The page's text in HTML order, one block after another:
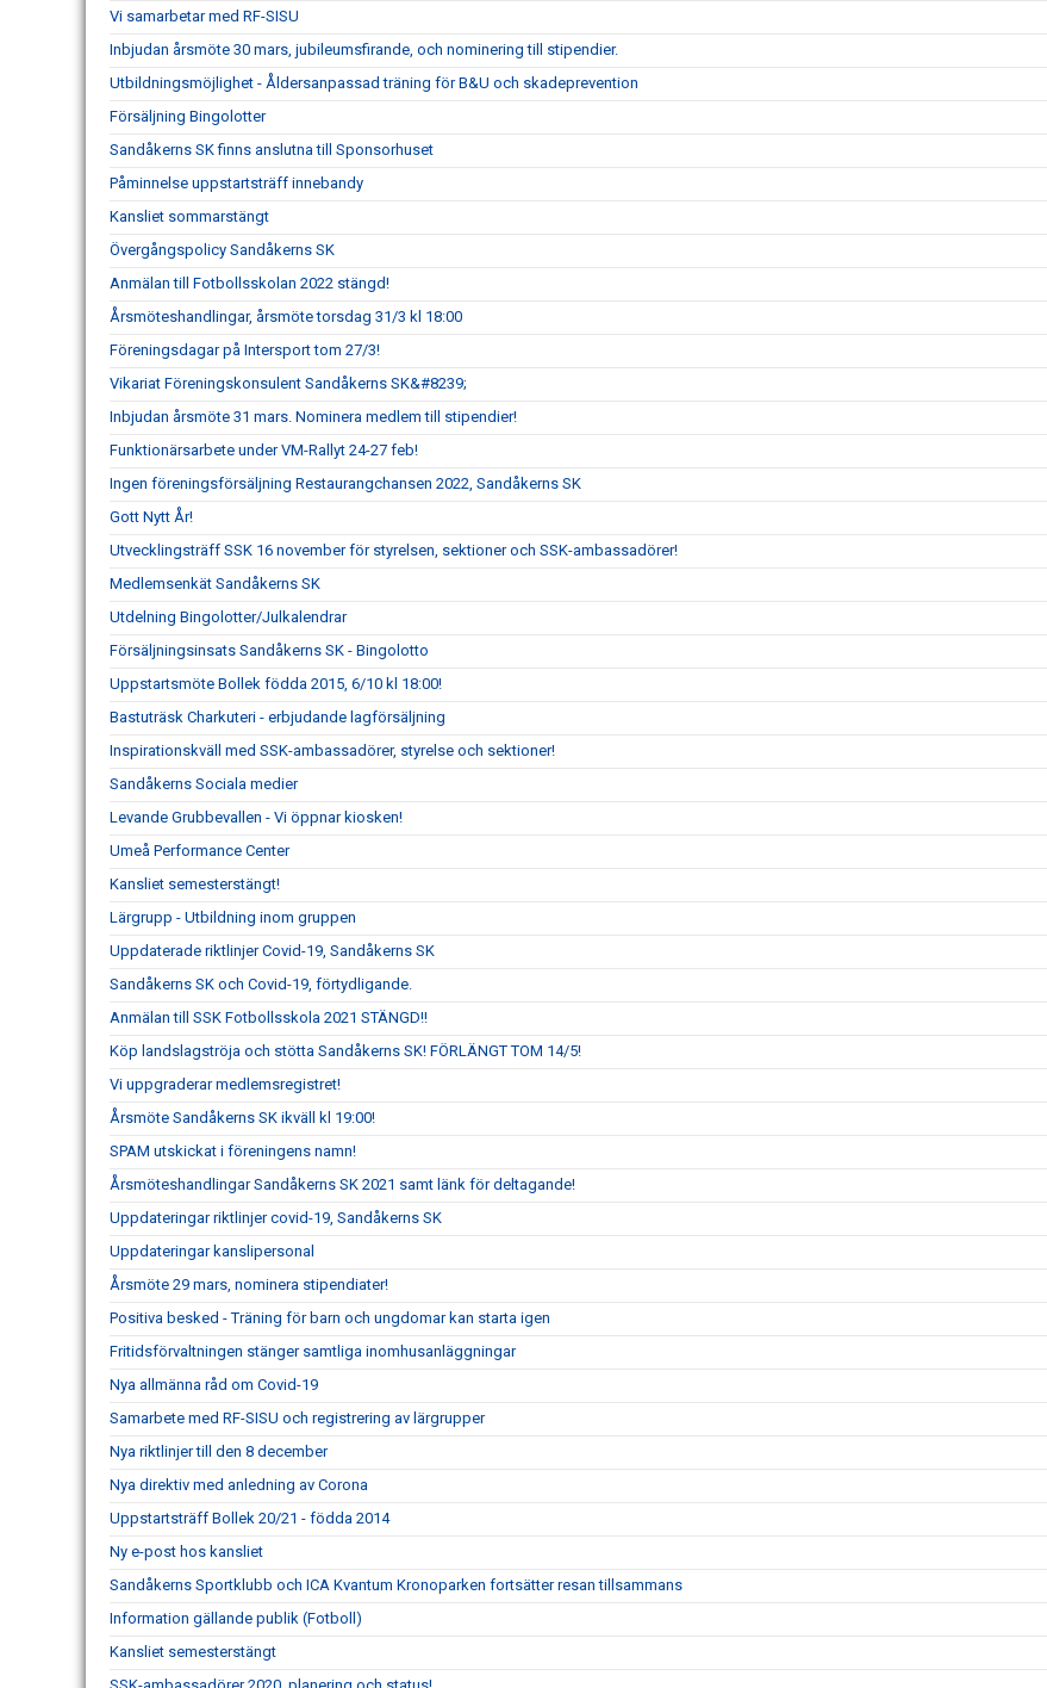
Vi samarbetar med RF-SISU
Inbjudan årsmöte 30 mars, jubileumsfirande, och nominering till stipendier.
Utbildningsmöjlighet - Åldersanpassad träning för B&U och skadeprevention
Försäljning Bingolotter
Sandåkerns SK finns anslutna till Sponsorhuset
Påminnelse uppstartsträff innebandy
Kansliet sommarstängt
Övergångspolicy Sandåkerns SK
Anmälan till Fotbollsskolan 2022 stängd!
Årsmöteshandlingar, årsmöte torsdag 31/3 kl 18:00
Föreningsdagar på Intersport tom 27/3!
Vikariat Föreningskonsulent Sandåkerns SK&#8239;
Inbjudan årsmöte 31 mars. Nominera medlem till stipendier!
Funktionärsarbete under VM-Rallyt 24-27 feb!
Ingen föreningsförsäljning Restaurangchansen 2022, Sandåkerns SK
Gott Nytt År!
Utvecklingsträff SSK 16 november för styrelsen, sektioner och SSK-ambassadörer!
Medlemsenkät Sandåkerns SK
Utdelning Bingolotter/Julkalendrar
Försäljningsinsats Sandåkerns SK - Bingolotto
Uppstartsmöte Bollek födda 2015, 6/10 kl 18:00!
Bastuträsk Charkuteri - erbjudande lagförsäljning
Inspirationskväll med SSK-ambassadörer, styrelse och sektioner!
Sandåkerns Sociala medier
Levande Grubbevallen - Vi öppnar kiosken!
Umeå Performance Center
Kansliet semesterstängt!
Lärgrupp - Utbildning inom gruppen
Uppdaterade riktlinjer Covid-19, Sandåkerns SK
Sandåkerns SK och Covid-19, förtydligande.
Anmälan till SSK Fotbollsskola 2021 STÄNGD!!
Köp landslagströja och stötta Sandåkerns SK! FÖRLÄNGT TOM 14/5!
Vi uppgraderar medlemsregistret!
Årsmöte Sandåkerns SK ikväll kl 19:00!
SPAM utskickat i föreningens namn!
Årsmöteshandlingar Sandåkerns SK 2021 samt länk för deltagande!
Uppdateringar riktlinjer covid-19, Sandåkerns SK
Uppdateringar kanslipersonal
Årsmöte 29 mars, nominera stipendiater!
Positiva besked - Träning för barn och ungdomar kan starta igen
Fritidsförvaltningen stänger samtliga inomhusanläggningar
Nya allmänna råd om Covid-19
Samarbete med RF-SISU och registrering av lärgrupper
Nya riktlinjer till den 8 december
Nya direktiv med anledning av Corona
Uppstartsträff Bollek 20/21 - födda 2014
Ny e-post hos kansliet
Sandåkerns Sportklubb och ICA Kvantum Kronoparken fortsätter resan tillsammans
Information gällande publik (Fotboll)
Kansliet semesterstängt